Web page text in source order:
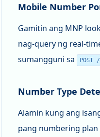
Mobile Number
Gamitin ang MNP
nag-query ng real-
sumangguni sa
POST
Number Type
Alamin kung ang
pang numbering